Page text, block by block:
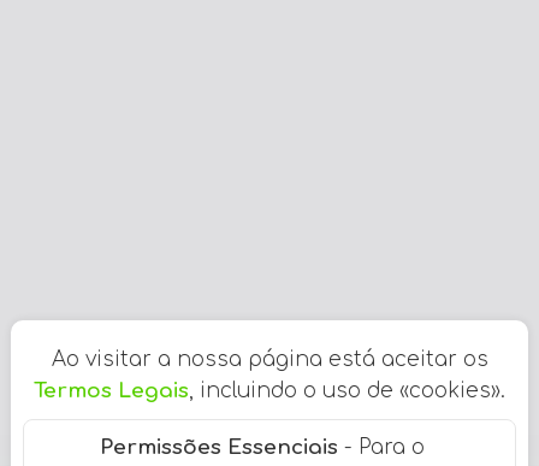
Ao visitar a nossa página está aceitar os
Termos Legais, incluindo o uso de «cookies».
Permissões Essenciais - Para o